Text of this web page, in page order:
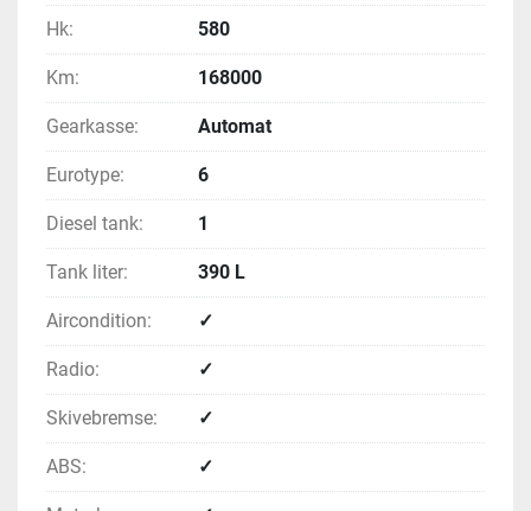
Hk: 580
Km: 168000
Gearkasse: Automat
Eurotype: 6
Diesel tank: 1
Tank liter: 390 L
Aircondition: ✓
Radio: ✓
Skivebremse: ✓
ABS: ✓